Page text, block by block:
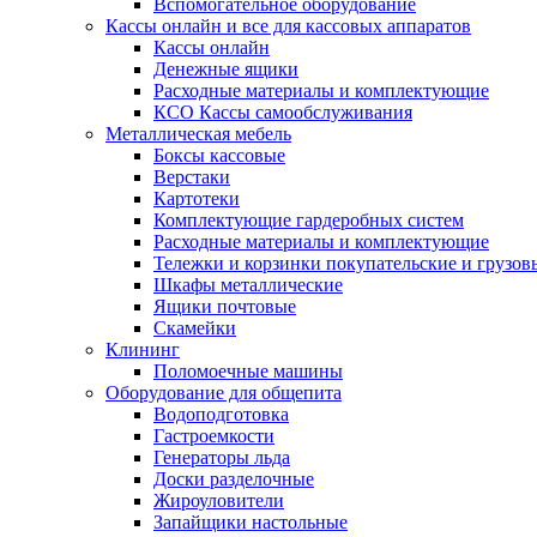
Вспомогательное оборудование
Кассы онлайн и все для кассовых аппаратов
Кассы онлайн
Денежные ящики
Расходные материалы и комплектующие
КСО Кассы самообслуживания
Металлическая мебель
Боксы кассовые
Верстаки
Картотеки
Комплектующие гардеробных систем
Расходные материалы и комплектующие
Тележки и корзинки покупательские и
Шкафы металлические
Ящики почтовые
Скамейки
Клининг
Поломоечные машины
Оборудование для общепита
Водоподготовка
Гастроемкости
Генераторы льда
Доски разделочные
Жироуловители
Запайщики настольные